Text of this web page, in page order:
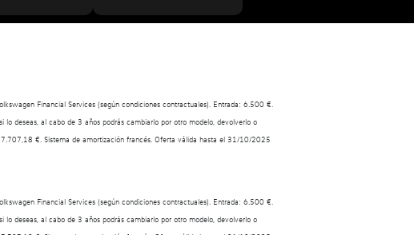
Financial Services (según condiciones contractuales). Entrada: 6.500 €.
al cabo de 3 años podrás cambiarlo por otro modelo, devolverlo o
€. Sistema de amortización francés. Oferta válida hasta el 31/10/2025
Financial Services (según condiciones contractuales). Entrada: 6.500 €.
al cabo de 3 años podrás cambiarlo por otro modelo, devolverlo o